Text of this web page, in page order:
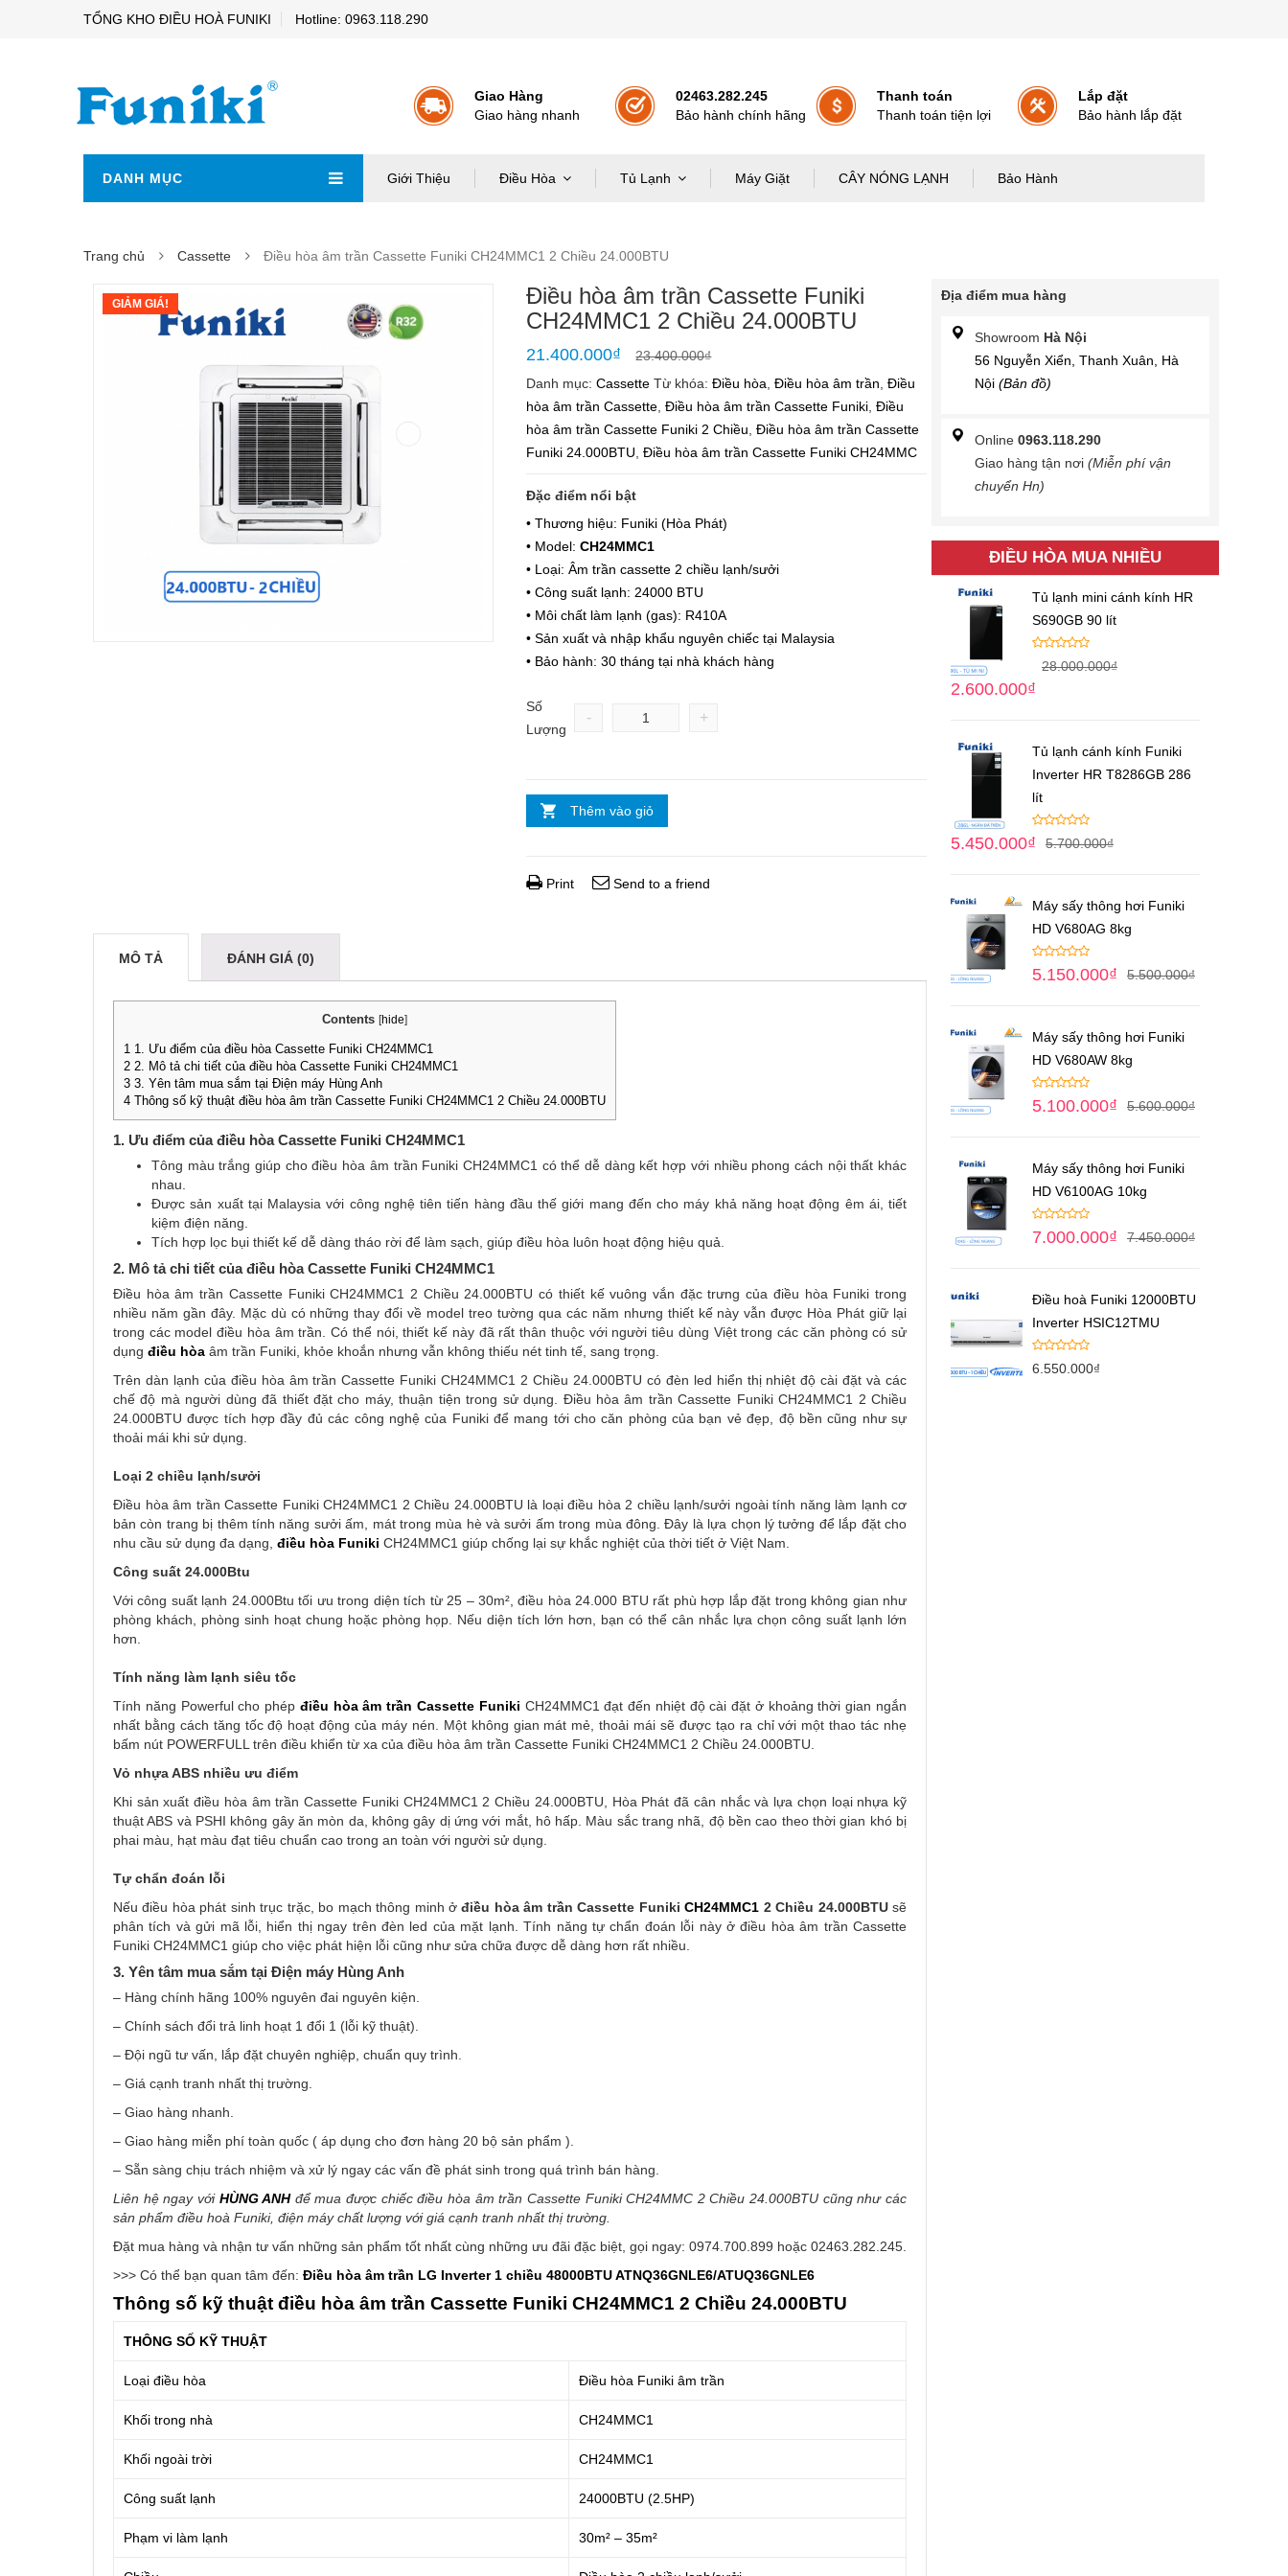
TỔNG KHO ĐIỀU HOÀ FUNIKI Hotline: 0963.118.290
Giao Hàng
Giao hàng nhanh
02463.282.245
Bảo hành chính hãng
Thanh toán
Thanh toán tiện lợi
Lắp đặt
Bảo hành lắp đặt
DANH MỤC Giới Thiệu Điều Hòa Tủ Lạnh Máy Giặt CÂY NÓNG LẠNH Bảo Hành
Trang chủ Cassette Điều hòa âm trần Cassette Funiki CH24MMC1 2 Chiều 24.000BTU
GIẢM GIÁ!
Điều hòa âm trần Cassette Funiki
CH24MMC1 2 Chiều 24.000BTU
23.400.000₫
21.400.000₫
Danh mục:Cassette Từ khóa:Điều hòa ,Điều hòa âm trần ,Điều
hòa âm trần Cassette ,Điều hòa âm trần Cassette Funiki ,Điều
hòa âm trần Cassette Funiki 2 Chiều ,Điều hòa âm trần Cassette
Funiki 24.000BTU ,Điều hòa âm trần Cassette Funiki CH24MMC
Đặc điểm nổi bật
• Thương hiệu: Funiki (Hòa Phát)
• Model:CH24MMC1
• Loại: Âm trần cassette 2 chiều lạnh/sưởi
• Công suất lạnh: 24000 BTU
• Môi chất làm lạnh (gas): R410A
• Sản xuất và nhập khẩu nguyên chiếc tại Malaysia
• Bảo hành: 30 tháng tại nhà khách hàng
Số
Lượng
- +
Thêm vào giỏ
Print Send to a friend
MÔ TẢ ĐÁNH GIÁ (0)
Contents [hide]
1 1. Ưu điểm của điều hòa Cassette Funiki CH24MMC1
2 2. Mô tả chi tiết của điều hòa Cassette Funiki CH24MMC1
3 3. Yên tâm mua sắm tại Điện máy Hùng Anh
4 Thông số kỹ thuật điều hòa âm trần Cassette Funiki CH24MMC1 2 Chiều 24.000BTU
1. Ưu điểm của điều hòa Cassette Funiki CH24MMC1
Tông màu trắng giúp cho điều hòa âm trần Funiki CH24MMC1 có thể dễ dàng kết hợp với nhiều phong cách nội thất khác
nhau.
Được sản xuất tại Malaysia với công nghệ tiên tiến hàng đầu thế giới mang đến cho máy khả năng hoạt động êm ái, tiết
kiệm điện năng.
Tích hợp lọc bụi thiết kế dễ dàng tháo rời để làm sạch, giúp điều hòa luôn hoạt động hiệu quả.
2. Mô tả chi tiết của điều hòa Cassette Funiki CH24MMC1
Điều hòa âm trần Cassette Funiki CH24MMC1 2 Chiều 24.000BTU có thiết kế vuông vắn đặc trưng của điều hòa Funiki trong
nhiều năm gần đây. Mặc dù có những thay đổi về model treo tường qua các năm nhưng thiết kế này vẫn được Hòa Phát giữ lại
trong các model điều hòa âm trần. Có thể nói, thiết kế này đã rất thân thuộc với người tiêu dùng Việt trong các căn phòng có sử
dụng điều hòa âm trần Funiki, khỏe khoắn nhưng vẫn không thiếu nét tinh tế, sang trọng.
Trên dàn lạnh của điều hòa âm trần Cassette Funiki CH24MMC1 2 Chiều 24.000BTU có đèn led hiển thị nhiệt độ cài đặt và các
chế độ mà người dùng đã thiết đặt cho máy, thuận tiện trong sử dụng. Điều hòa âm trần Cassette Funiki CH24MMC1 2 Chiều
24.000BTU được tích hợp đầy đủ các công nghệ của Funiki để mang tới cho căn phòng của bạn vẻ đẹp, độ bền cũng như sự
thoải mái khi sử dụng.
Loại 2 chiều lạnh/sưởi
Điều hòa âm trần Cassette Funiki CH24MMC1 2 Chiều 24.000BTU là loại điều hòa 2 chiều lạnh/sưởi ngoài tính năng làm lạnh cơ
bản còn trang bị thêm tính năng sưởi ấm, mát trong mùa hè và sưởi ấm trong mùa đông. Đây là lựa chọn lý tưởng để lắp đặt cho
nhu cầu sử dụng đa dạng, điều hòa Funiki CH24MMC1 giúp chống lại sự khắc nghiệt của thời tiết ở Việt Nam.
Công suất 24.000Btu
Với công suất lạnh 24.000Btu tối ưu trong diện tích từ 25 – 30m², điều hòa 24.000 BTU rất phù hợp lắp đặt trong không gian như
phòng khách, phòng sinh hoạt chung hoặc phòng họp. Nếu diện tích lớn hơn, bạn có thể cân nhắc lựa chọn công suất lạnh lớn
hơn.
Tính năng làm lạnh siêu tốc
Tính năng Powerful cho phép điều hòa âm trần Cassette Funiki CH24MMC1 đạt đến nhiệt độ cài đặt ở khoảng thời gian ngắn
nhất bằng cách tăng tốc độ hoạt động của máy nén. Một không gian mát mẻ, thoải mái sẽ được tạo ra chỉ với một thao tác nhẹ
bấm nút POWERFULL trên điều khiển từ xa của điều hòa âm trần Cassette Funiki CH24MMC1 2 Chiều 24.000BTU.
Vỏ nhựa ABS nhiều ưu điểm
Khi sản xuất điều hòa âm trần Cassette Funiki CH24MMC1 2 Chiều 24.000BTU, Hòa Phát đã cân nhắc và lựa chọn loại nhựa kỹ
thuật ABS và PSHI không gây ăn mòn da, không gây dị ứng với mắt, hô hấp. Màu sắc trang nhã, độ bền cao theo thời gian khó bị
phai màu, hạt màu đạt tiêu chuẩn cao trong an toàn với người sử dụng.
Tự chẩn đoán lỗi
Nếu điều hòa phát sinh trục trặc, bo mạch thông minh ởđiều hòa âm trần Cassette FunikiCH24MMC1 2 Chiều 24.000BTUsẽ
phân tích và gửi mã lỗi, hiển thị ngay trên đèn led của mặt lạnh. Tính năng tự chẩn đoán lỗi này ở điều hòa âm trần Cassette
Funiki CH24MMC1 giúp cho việc phát hiện lỗi cũng như sửa chữa được dễ dàng hơn rất nhiều.
3. Yên tâm mua sắm tại Điện máy Hùng Anh
– Hàng chính hãng 100% nguyên đai nguyên kiện.
– Chính sách đổi trả linh hoạt 1 đổi 1 (lỗi kỹ thuật).
– Đội ngũ tư vấn, lắp đặt chuyên nghiệp, chuẩn quy trình.
– Giá cạnh tranh nhất thị trường.
– Giao hàng nhanh.
– Giao hàng miễn phí toàn quốc ( áp dụng cho đơn hàng 20 bộ sản phẩm ).
– Sẵn sàng chịu trách nhiệm và xử lý ngay các vấn đề phát sinh trong quá trình bán hàng.
Liên hệ ngay với HÙNG ANHđể mua được chiếc điều hòa âm trần Cassette Funiki CH24MMC 2 Chiều 24.000BTU cũng như các
sản phẩm điều hoà Funiki, điện máy chất lượng với giá cạnh tranh nhất thị trường.
Đặt mua hàng và nhận tư vấn những sản phẩm tốt nhất cùng những ưu đãi đặc biệt, gọi ngay: 0974.700.899 hoặc 02463.282.245.
>>> Có thể bạn quan tâm đến: Điều hòa âm trần LG Inverter 1 chiều 48000BTU ATNQ36GNLE6/ATUQ36GNLE6
Thông số kỹ thuật điều hòa âm trần Cassette Funiki CH24MMC1 2 Chiều 24.000BTU
THÔNG SỐ KỸ THUẬT
Loại điều hòa Điều hòa Funiki âm trần
Khối trong nhà CH24MMC1
Khối ngoài trời CH24MMC1
Công suất lạnh 24000BTU (2.5HP)
Phạm vi làm lạnh 30m² – 35m²
Địa điểm mua hàng
Showroom Hà Nội
56 Nguyễn Xiển, Thanh Xuân, Hà
Nội (Bản đồ)
Online 0963.118.290
Giao hàng tận nơi (Miễn phí vận
chuyển Hn)
ĐIỀU HÒA MUA NHIỀU
Tủ lạnh mini cánh kính HR
S690GB 90 lít
28.000.000₫
2.600.000₫
Tủ lạnh cánh kính Funiki
Inverter HR T8286GB 286
lít
5.700.000₫
5.450.000₫
Máy sấy thông hơi Funiki
HD V680AG 8kg
5.500.000₫
5.150.000₫
Máy sấy thông hơi Funiki
HD V680AW 8kg
5.600.000₫
5.100.000₫
Máy sấy thông hơi Funiki
HD V6100AG 10kg
7.450.000₫
7.000.000₫
Điều hoà Funiki 12000BTU
Inverter HSIC12TMU
6.550.000₫